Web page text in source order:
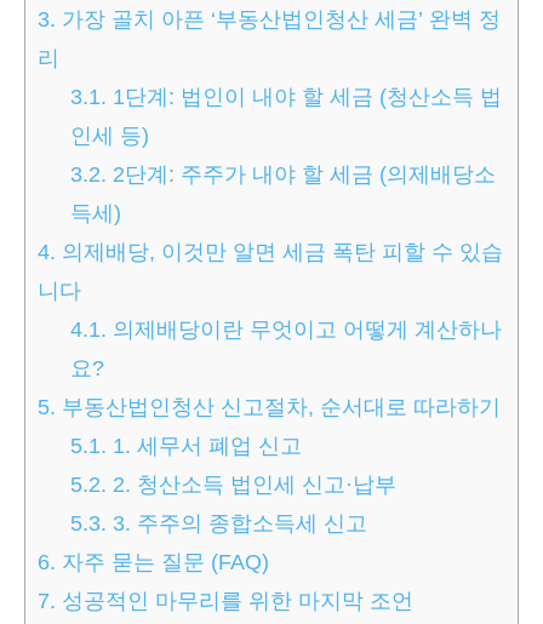
3. 가장 골치 아픈 ‘부동산법인청산 세금’ 완벽 정
리
3.1. 1단계: 법인이 내야 할 세금 (청산소득 법
인세 등)
3.2. 2단계: 주주가 내야 할 세금 (의제배당소
득세)
4. 의제배당, 이것만 알면 세금 폭탄 피할 수 있습
니다
4.1. 의제배당이란 무엇이고 어떻게 계산하나
요?
5. 부동산법인청산 신고절차, 순서대로 따라하기
5.1. 1. 세무서 폐업 신고
5.2. 2. 청산소득 법인세 신고·납부
5.3. 3. 주주의 종합소득세 신고
6. 자주 묻는 질문 (FAQ)
7. 성공적인 마무리를 위한 마지막 조언